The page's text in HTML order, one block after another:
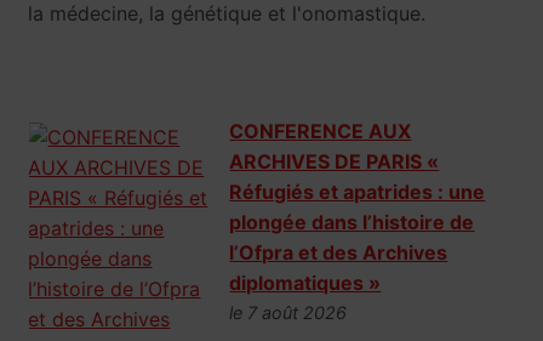
la médecine, la génétique et l'onomastique.
CONFERENCE AUX
ARCHIVES DE PARIS «
Réfugiés et apatrides : une
plongée dans l’histoire de
l’Ofpra et des Archives
diplomatiques »
le 7 août 2026